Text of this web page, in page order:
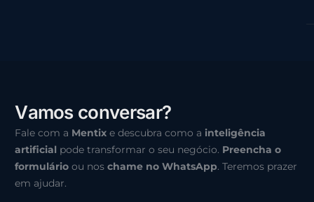
Vamos conversar?
Fale com a Mentix e descubra como a inteligência
artificial pode transformar o seu negócio. Preencha o
formulário ou noschame no WhatsApp. Teremos prazer
em ajudar.